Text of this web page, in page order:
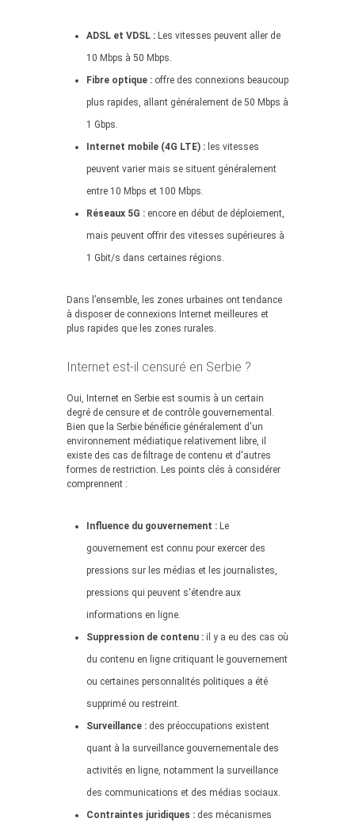
ADSL et VDSL : Les vitesses peuvent aller de
10 Mbps à 50 Mbps.
Fibre optique : offre des connexions beaucoup
plus rapides, allant généralement de 50 Mbps à
1 Gbps.
Internet mobile (4G LTE) : les vitesses
peuvent varier mais se situent généralement
entre 10 Mbps et 100 Mbps.
Réseaux 5G : encore en début de déploiement,
mais peuvent offrir des vitesses supérieures à
1 Gbit/s dans certaines régions.
Dans l’ensemble, les zones urbaines ont tendance
à disposer de connexions Internet meilleures et
plus rapides que les zones rurales.
Internet est-il censuré en Serbie ?
Oui, Internet en Serbie est soumis à un certain
degré de censure et de contrôle gouvernemental.
Bien que la Serbie bénéficie généralement d'un
environnement médiatique relativement libre, il
existe des cas de filtrage de contenu et d'autres
formes de restriction. Les points clés à considérer
comprennent :
Influence du gouvernement : Le
gouvernement est connu pour exercer des
pressions sur les médias et les journalistes,
pressions qui peuvent s'étendre aux
informations en ligne.
Suppression de contenu : il y a eu des cas où
du contenu en ligne critiquant le gouvernement
ou certaines personnalités politiques a été
supprimé ou restreint.
Surveillance : des préoccupations existent
quant à la surveillance gouvernementale des
activités en ligne, notamment la surveillance
des communications et des médias sociaux.
Contraintes juridiques : des mécanismes